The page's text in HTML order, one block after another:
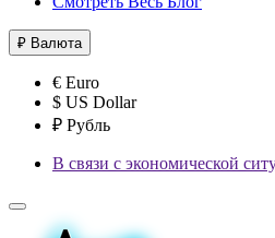
₽ Валюта
€ Euro
$ US Dollar
₽ Рубль
В связи с экономической